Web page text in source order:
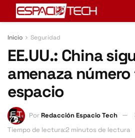
Inicio Seguridad
EE.UU.: China
amenaza número
espacio
PorRedacción Espacio Tech
Tiempo de lectura:2 minutos de lectura